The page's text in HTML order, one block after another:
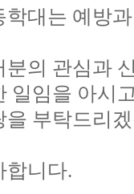
학대는 예방
분의 관심과
일임을 아시
을 부탁드리
합니다.